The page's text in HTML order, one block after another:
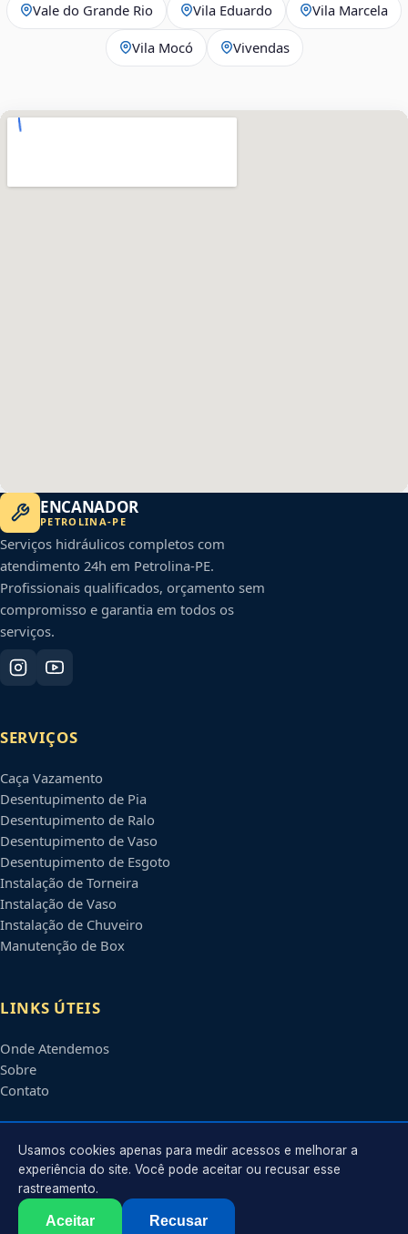
Vale do Grande Rio Vila Eduardo Vila Marcela
Vila Mocó Vivendas
ENCANADOR
PETROLINA-PE
Serviços hidráulicos completos com
atendimento 24h em Petrolina-PE.
Profissionais qualificados, orçamento sem
compromisso e garantia em todos os
serviços.
SERVIÇOS
Caça Vazamento
Desentupimento de Pia
Desentupimento de Ralo
Desentupimento de Vaso
Desentupimento de Esgoto
Instalação de Torneira
Instalação de Vaso
Instalação de Chuveiro
Manutenção de Box
LINKS ÚTEIS
Onde Atendemos
Sobre
Contato
CONTATO
Atendimento em
contato@encanadorempetrolina.com.br
Usamos cookies apenas para medir acessos e melhorar a
experiência do site. Você pode aceitar ou recusar esse
rastreamento.
Aceitar Recusar